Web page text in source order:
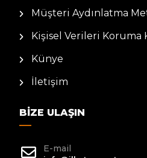
Müşteri Aydınlatma
Kişisel Verileri Koruma
Künye
İletişim
BIZE ULAŞIN
E-mail